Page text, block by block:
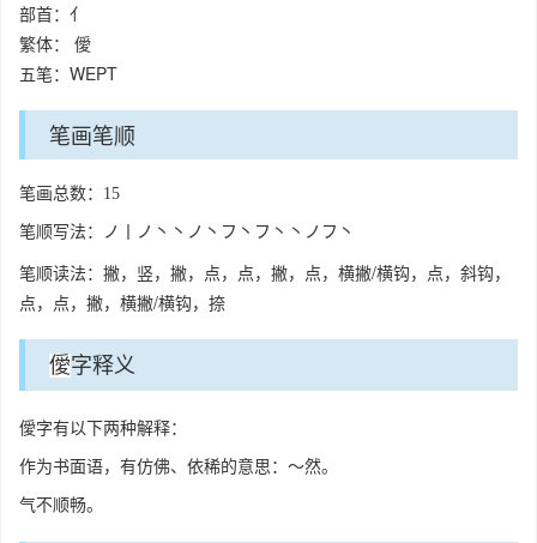
部首：亻
繁体： 僾
五笔：WEPT
笔画笔顺
笔画总数：15
笔顺写法：ノ丨ノ丶丶ノ丶フ丶フ丶丶ノフ丶
笔顺读法：撇，竖，撇，点，点，撇，点，横撇/横钩，点，斜钩，
点，点，撇，横撇/横钩，捺
僾字释义
僾字有以下两种解释：
作为书面语，有仿佛、依稀的意思：～然。
气不顺畅。